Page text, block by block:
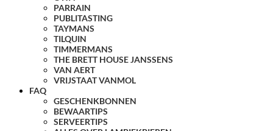
PARRAIN
PUBLITASTING
TAYMANS
TILQUIN
TIMMERMANS
THE BRETT HOUSE JANSSENS
VAN AERT
VRIJSTAAT VANMOL
FAQ
GESCHENKBONNEN
BEWAARTIPS
SERVEERTIPS